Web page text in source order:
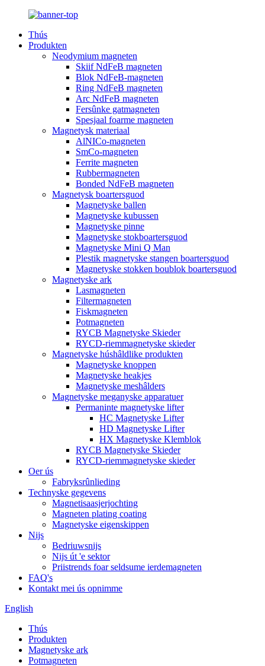
Thús
Produkten
Neodymium magneten
Skiif NdFeB magneten
Blok NdFeB-magneten
Ring NdFeB magneten
Arc NdFeB magneten
Fersûnke gatmagneten
Spesjaal foarme magneten
Magnetysk materiaal
AlNICo-magneten
SmCo-magneten
Ferrite magneten
Rubbermagneten
Bonded NdFeB magneten
Magnetysk boartersguod
Magnetyske ballen
Magnetyske kubussen
Magnetyske pinne
Magnetyske stokboartersguod
Magnetyske Mini Q Man
Plestik magnetyske stangen boartersguod
Magnetyske stokken boublok boartersguod
Magnetyske ark
Lasmagneten
Filtermagneten
Fiskmagneten
Potmagneten
RYCB Magnetyske Skieder
RYCD-riemmagnetyske skieder
Magnetyske húshâldlike produkten
Magnetyske knoppen
Magnetyske heakjes
Magnetyske meshâlders
Magnetyske meganyske apparatuer
Permaninte magnetyske lifter
HC Magnetyske Lifter
HD Magnetyske Lifter
HX Magnetyske Klemblok
RYCB Magnetyske Skieder
RYCD-riemmagnetyske skieder
Oer ús
Fabryksrûnlieding
Technyske gegevens
Magnetisaasjerjochting
Magneten plating coating
Magnetyske eigenskippen
Nijs
Bedriuwsnijs
Nijs út 'e sektor
Priistrends foar seldsume ierdemagneten
FAQ's
Kontakt mei ús opnimme
English
Thús
Produkten
Magnetyske ark
Potmagneten